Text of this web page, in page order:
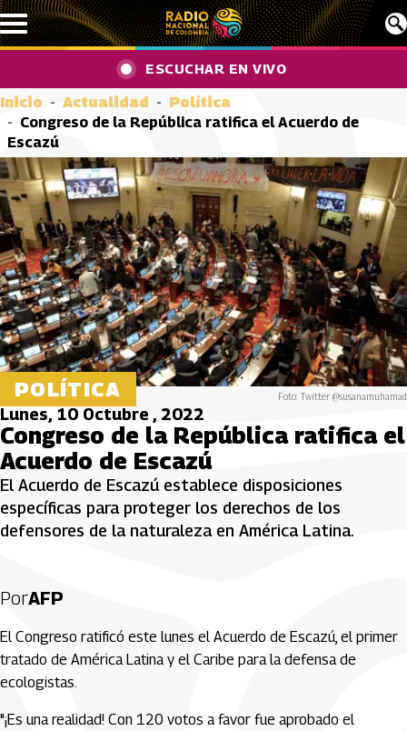
Pasar al contenido principal
ESCUCHAR EN VIVO
Inicio Actualidad
Política
Congreso de la República ratifica el Acuerdo de
Escazú
POLÍTICA Foto: Twitter @susanamuhamad
Lunes, 10 Octubre , 2022
Congreso de la República ratifica el
Acuerdo de Escazú
El Acuerdo de Escazú establece disposiciones
específicas para proteger los derechos de los
defensores de la naturaleza en América Latina.
PorAFP
El Congreso ratificó este lunes el Acuerdo de Escazú, el primer
tratado de América Latina y el Caribe para la defensa de
ecologistas.
"¡Es una realidad! Con 120 votos a favor fue aprobado el